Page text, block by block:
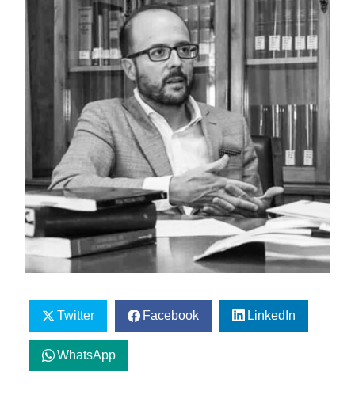
Twitter Facebook LinkedIn
WhatsApp